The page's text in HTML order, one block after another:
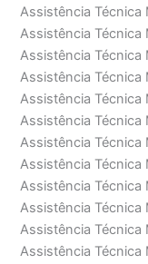
Assistência Técnica
Assistência Técnica
Assistência Técnica
Assistência Técnica
Assistência Técnica
Assistência Técnica
Assistência Técnica
Assistência Técnica
Assistência Técnica
Assistência Técnica
Assistência Técnica
Assistência Técnica